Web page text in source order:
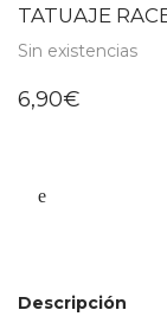
TATUAJE
Sin existencias
6,90€
Descripción